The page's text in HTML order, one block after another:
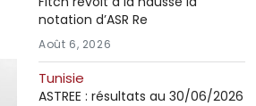
notation d’ASR Re
Août 6, 2026
Tunisie
ASTREE : résultats au 30/06/2026